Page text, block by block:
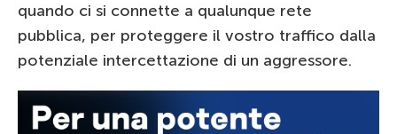
quando ci si connette a qualunque rete
pubblica, per proteggere il vostro traffico dalla
potenziale intercettazione di un aggressore.